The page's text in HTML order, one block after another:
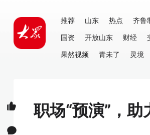
推荐 山东 热点 齐鲁
国资
开放山东 财经
果然视频
青未了 灵境
职场“预演”，